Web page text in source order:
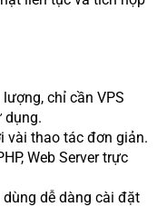
chỉ cần VPS
dụng.
vài thao tác đơn giản.
Web Server trực
dễ dàng cài đặt